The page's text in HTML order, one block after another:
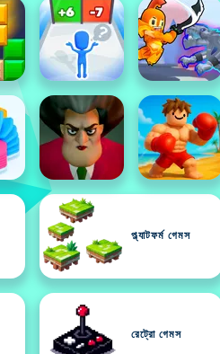
প্ল্যাটফর্ম গেমস
রেট্রো গেমস